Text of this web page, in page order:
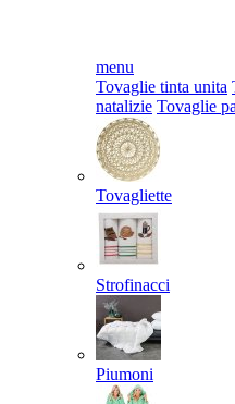
menu
Tovaglie tinta unita
natalizie Tovaglie
Tovagliette
Strofinacci
Piumoni